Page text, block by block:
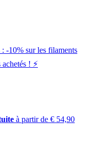
: -10% sur les filaments
! ⚡️
à partir de € 54,90